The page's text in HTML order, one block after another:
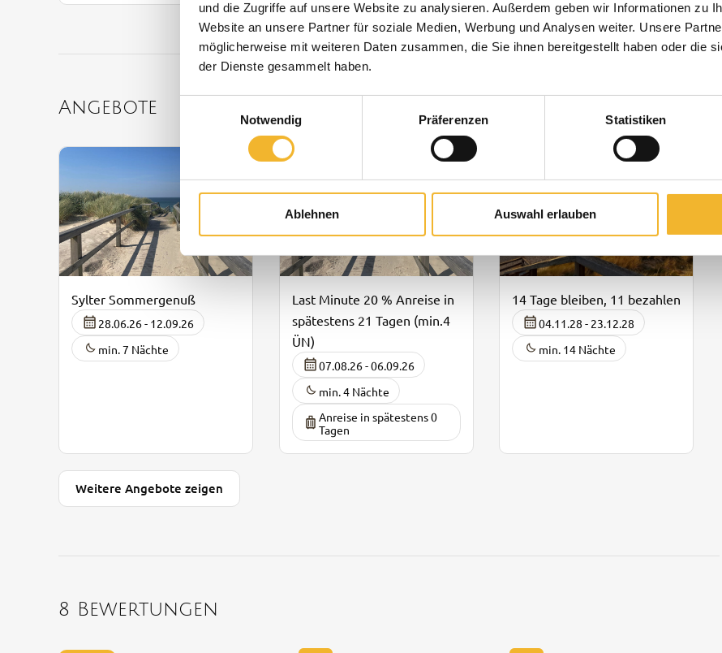
und die Zugriffe auf unsere Website zu analysieren. Außerdem geben wir Informationen zu
Website an unsere Partner für soziale Medien, Werbung und Analysen weiter. Unsere
möglicherweise mit weiteren Daten zusammen, die Sie ihnen bereitgestellt haben oder die
der Dienste gesammelt haben.
Notwendig
Präferenzen Statistiken
Ablehnen Auswahl erlauben
Angebote
Sylter Sommergenuß
28.06.26 - 12.09.26
min. 7 Nächte
Last Minute 20 % Anreise in
spätestens 21 Tagen (min.4
ÜN)
07.08.26 - 06.09.26
min. 4 Nächte
Anreise in spätestens 0
Tagen
14 Tage bleiben, 11 bezahlen
04.11.28 - 23.12.28
min. 14 Nächte
Weitere Angebote zeigen
8 Bewertungen